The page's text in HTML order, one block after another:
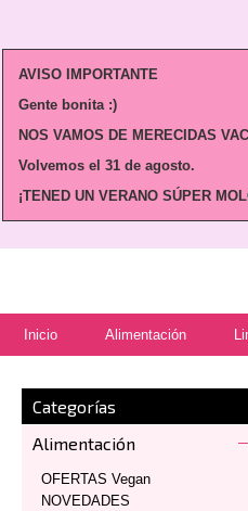
AVISO IMPORTANTE
Gente bonita :)
NOS VAMOS DE MERECIDAS
Volvemos el 31 de agosto.
¡TENED UN VERANO SÚPER
Inicio Alimentación
Categorías
Alimentación
OFERTAS Vegan
NOVEDADES